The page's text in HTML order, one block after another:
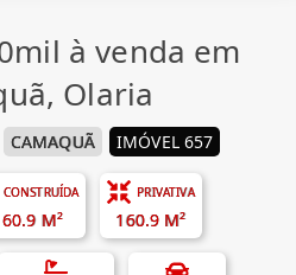
à venda em
Olaria
CAMAQUÃ IMÓVEL 657
CONSTRUÍDA
M²
PRIVATIVA
160.9 M²